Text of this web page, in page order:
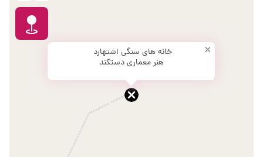
خانه های سنگی اشتهارد
هنر معماری دستکند
×